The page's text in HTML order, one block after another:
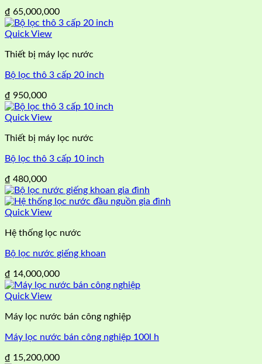
₫ 65,000,000
Quick View
Thiết bị máy lọc nước
Bộ lọc thô 3 cấp 20 inch
₫ 950,000
Quick View
Thiết bị máy lọc nước
Bộ lọc thô 3 cấp 10 inch
₫ 480,000
Quick View
Hệ thống lọc nước
Bộ lọc nước giếng khoan
₫ 14,000,000
Quick View
Máy lọc nước bán công nghiệp
Máy lọc nước bán công nghiệp 100l h
₫ 15,200,000